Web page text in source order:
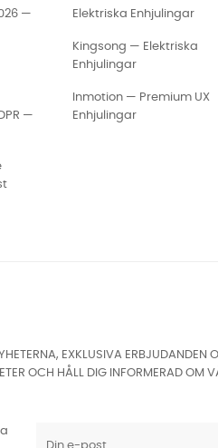
—
—
Elektriska Enhjulingar
Kingsong — Elektriska
Enhjulingar
Inmotion — Premium UX
Enhjulingar
EXKLUSIVA
OCH HÅLL DIG INFORMERAD OM